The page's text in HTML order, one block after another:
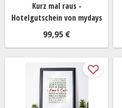
Kurz mal raus -
Hotelgutschein von mydays
99,95 €